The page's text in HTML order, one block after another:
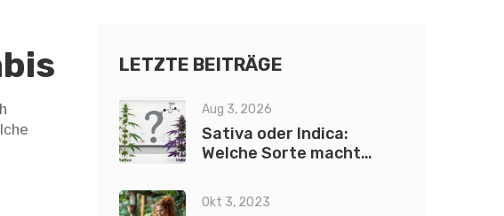
LETZTE BEITRÄGE
Aug 3, 2026
Sativa oder Indica:
Welche Sorte macht
Okt 3, 2023